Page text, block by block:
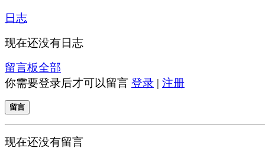
日志
现在还没有日志
留言板全部
你需要登录后才可以留言 登录 | 注册
留言
现在还没有留言